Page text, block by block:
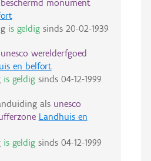
beschermd monument
is geldigsinds 20-02-1939
unesco werelderfgoed
en belfort
is geldigsinds 04-12-1999
als unesco
Landhuis en
is geldigsinds 04-12-1999